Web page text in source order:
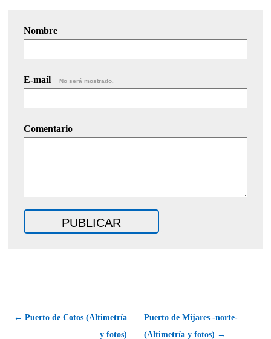
Nombre
E-mail No será mostrado.
Comentario
← Puerto de Cotos (Altimetría
y fotos)
Puerto de Mijares -norte-
(Altimetría y fotos) →